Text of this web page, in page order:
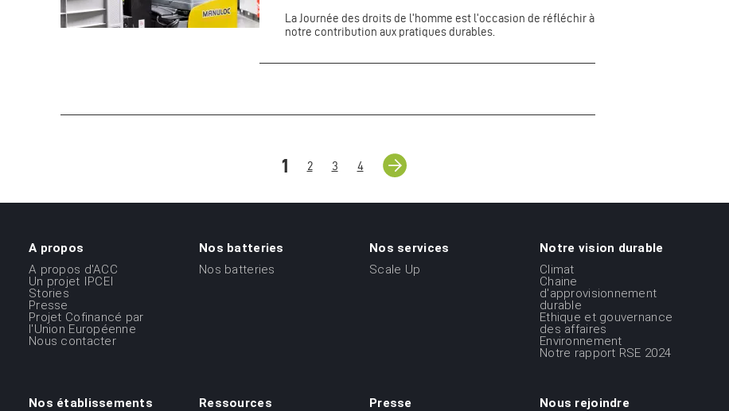
La Journée des droits de l'homme est l'occasion de réfléchir à
notre contribution aux pratiques durables.
Page
1 Page
2 Page
3 Page
4
Page
suivante
››
Menu
du
footer
-
1ere
A propos
A propos d'ACC
Un projet IPCEI
Stories
Presse
Projet Cofinancé par
l'Union Européenne
Nous contacter
Nos batteries
Nos batteries
Nos services
Scale Up
Notre vision durable
Climat
Chaine
d'approvisionnement
durable
Ethique et gouvernance
des affaires
Environnement
Notre rapport RSE 2024
Nos établissements Ressources Presse Nous rejoindre